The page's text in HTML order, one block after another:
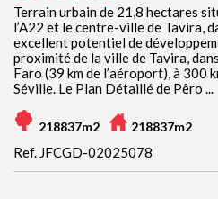
Terrain urbain de 21,8 hectares
l’A22 et le centre-ville de Tavira,
excellent potentiel de
proximité de la ville de Tavira,
Faro (39 km de l’aéroport), à 300
Séville. Le Plan Détaillé de Pêro ...
218837m2 218837m2
Ref. JFCGD-02025078